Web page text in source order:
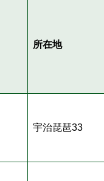
所在地
宇治琵琶33